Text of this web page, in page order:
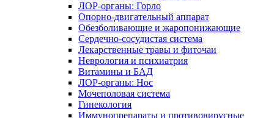
ЛОР-органы: Горло
Опорно-двигательный аппарат
Обезболивающие и жаропонижающие
Сердечно-сосудистая система
Лекарственные травы и фиточаи
Неврология и психиатрия
Витамины и БАД
ЛОР-органы: Нос
Мочеполовая система
Гинекология
Иммунопрепараты и противовирусные